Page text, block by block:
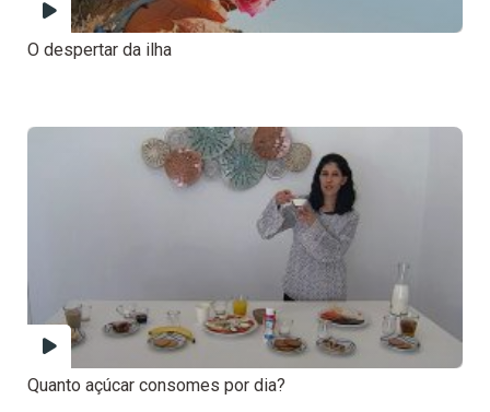
O despertar da ilha
Quanto açúcar consomes por dia?